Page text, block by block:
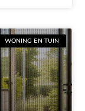
WONING EN TUIN